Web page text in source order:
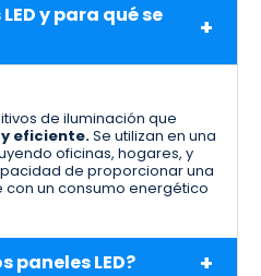
y para qué se
de iluminación que
eficiente.Se utilizan en una
oficinas, hogares, y
de proporcionar una
con un consumo energético
paneles LED?